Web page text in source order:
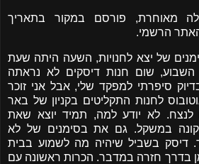
מאוחרת, פורסם במקור בתאריך
צאלים, 1993 , סימנים של יצא לחנויות, השעה היתה שעת
השבוע, שום חנות דיסקים לא נראתה
סיפרתי למפקד שלי, אבל אני זוכר
לחנות התקליטים בקניון של באר
לנצח. לא יודע למה, תמיד יוצא שאת
קונה במשקל. גם את בסימנים של לא
דיסק בשביל שיהיה מה לשמוע בבית
בדרך חזרה במדבר. הכרות ראשונה עם